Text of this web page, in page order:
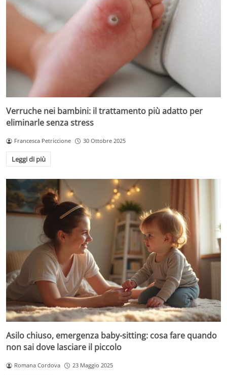
Verruche nei bambini: il trattamento più adatto per
eliminarle senza stress
Francesca Petriccione 30 Ottobre 2025
Leggi di più
Asilo chiuso, emergenza baby-sitting: cosa fare quando
non sai dove lasciare il piccolo
Romana Cordova 23 Maggio 2025